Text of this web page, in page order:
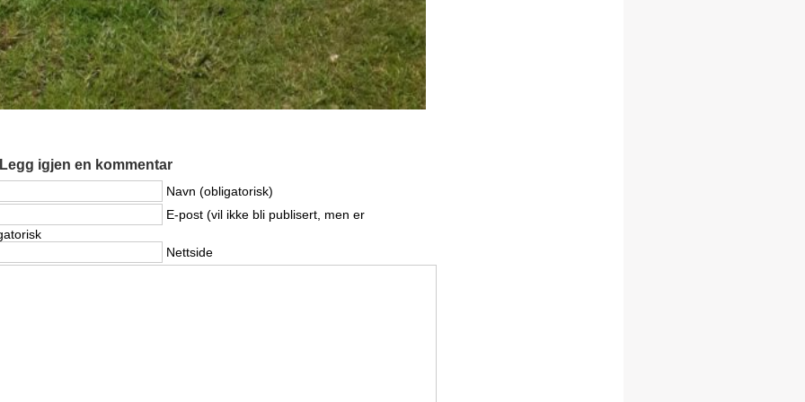
Legg igjen en kommentar
Navn (obligatorisk)
E-post (vil ikke bli publisert, men er
Nettside